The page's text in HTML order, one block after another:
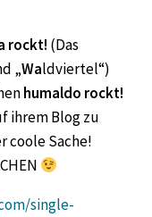
rockt! (Das
„Waldviertel“)
humaldo rockt!
ihrem Blog zu
coole Sache!
single-